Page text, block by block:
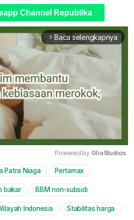
Channel Republika
arrow_forward_ios Baca selengkapnya
Powered by GliaStudios
Patra Niaga Pertamax
bakar BBM non-subsidi
Indonesia Stabilitas harga